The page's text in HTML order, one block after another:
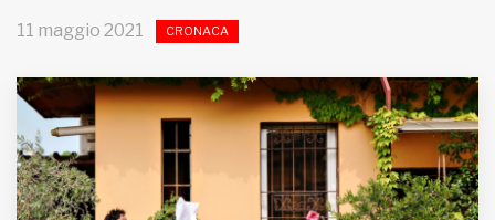
HOME
MUNICIPI
Inviateci le vostre segnalazioni
11 maggio 2021 CRONACA